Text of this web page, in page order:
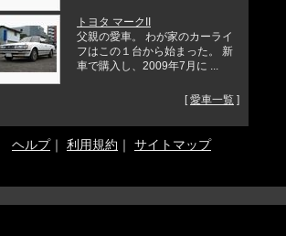
トヨタ マークII
父親の愛車。 わが家のカーライ
フはこの１台から始まった。 新
車で購入し、2009年7月に ...
[愛車一覧 ]
ヘルプ｜ 利用規約 ｜ サイトマップ